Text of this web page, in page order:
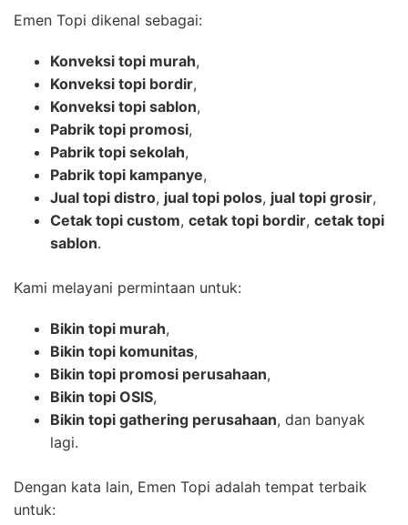
Emen Topi dikenal sebagai:
Konveksi topi murah,
Konveksi topi bordir,
Konveksi topi sablon,
Pabrik topi promosi,
Pabrik topi sekolah,
Pabrik topi kampanye,
Jual topi distro, jual topi polos, jual topi grosir,
Cetak topi custom, cetak topi bordir, cetak topi
sablon.
Kami melayani permintaan untuk:
Bikin topi murah,
Bikin topi komunitas,
Bikin topi promosi perusahaan,
Bikin topi OSIS,
Bikin topi gathering perusahaan, dan banyak
lagi.
Dengan kata lain, Emen Topi adalah tempat terbaik
untuk: